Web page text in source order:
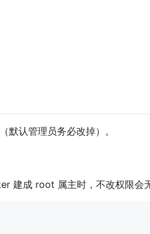
认管理员务必改掉）。
建成 root 属主时，不改权限会